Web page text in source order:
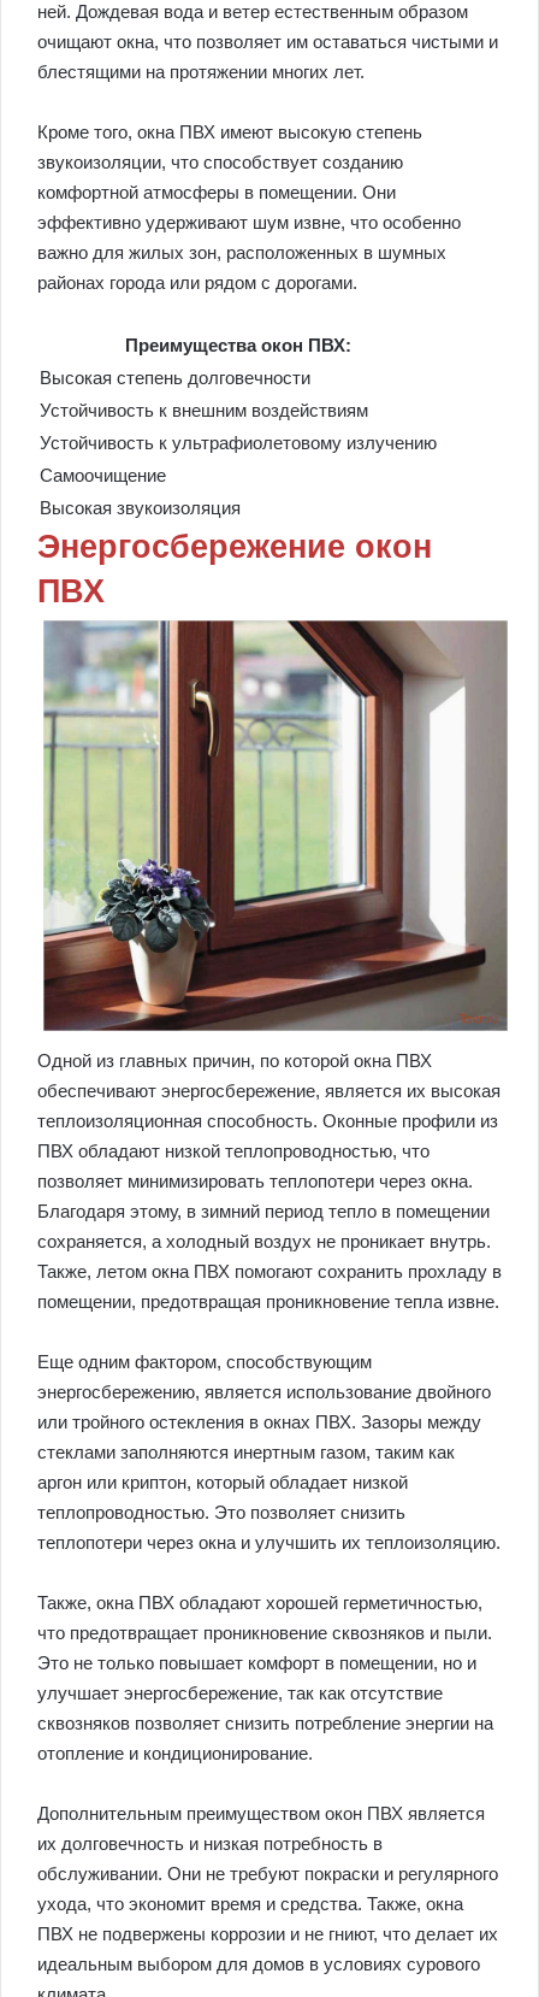
ней. Дождевая вода и ветер естественным образом
очищают окна, что позволяет им оставаться чистыми и
блестящими на протяжении многих лет.
Кроме того, окна ПВХ имеют высокую степень
звукоизоляции, что способствует созданию
комфортной атмосферы в помещении. Они
эффективно удерживают шум извне, что особенно
важно для жилых зон, расположенных в шумных
районах города или рядом с дорогами.
Преимущества окон ПВХ:
Высокая степень долговечности
Устойчивость к внешним воздействиям
Устойчивость к ультрафиолетовому излучению
Самоочищение
Высокая звукоизоляция
Энергосбережение окон
ПВХ
Одной из главных причин, по которой окна ПВХ
обеспечивают энергосбережение, является их высокая
теплоизоляционная способность. Оконные профили из
ПВХ обладают низкой теплопроводностью, что
позволяет минимизировать теплопотери через окна.
Благодаря этому, в зимний период тепло в помещении
сохраняется, а холодный воздух не проникает внутрь.
Также, летом окна ПВХ помогают сохранить прохладу в
помещении, предотвращая проникновение тепла извне.
Еще одним фактором, способствующим
энергосбережению, является использование двойного
или тройного остекления в окнах ПВХ. Зазоры между
стеклами заполняются инертным газом, таким как
аргон или криптон, который обладает низкой
теплопроводностью. Это позволяет снизить
теплопотери через окна и улучшить их теплоизоляцию.
Также, окна ПВХ обладают хорошей герметичностью,
что предотвращает проникновение сквозняков и пыли.
Это не только повышает комфорт в помещении, но и
улучшает энергосбережение, так как отсутствие
сквозняков позволяет снизить потребление энергии на
отопление и кондиционирование.
Дополнительным преимуществом окон ПВХ является
их долговечность и низкая потребность в
обслуживании. Они не требуют покраски и регулярного
ухода, что экономит время и средства. Также, окна
ПВХ не подвержены коррозии и не гниют, что делает их
идеальным выбором для домов в условиях сурового